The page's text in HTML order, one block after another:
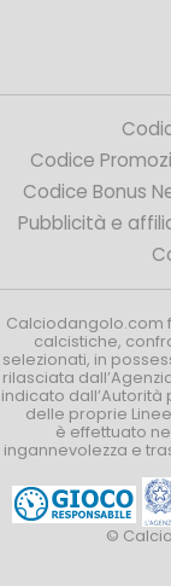
Codice
Codice Bonus
Pubblicità e
Calciodangolo.com
calcistiche,
selezionati, in
rilasciata
indicato
delle proprie
è effettuato
ingannevolezza e
©